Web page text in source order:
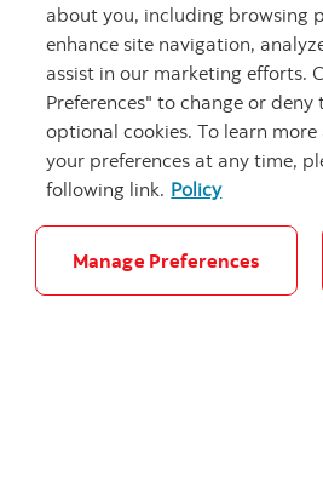
El equipo de Conocimiento y
Cliente (CID&A) de Scotiabank
innovadores inclusivos, diversos
Trabajamos con distintos socios
global para desarrollar
experiencia del cliente y usen la
avanzada para generar un
Si te interesa saber más sobre
el equipo de Conocimiento y
about you, including browsing
enhance site navigation,
assist in our marketing efforts.
Preferences" to change or deny
optional cookies. To learn
your preferences at any time,
following link. Policy
Manage Preferences